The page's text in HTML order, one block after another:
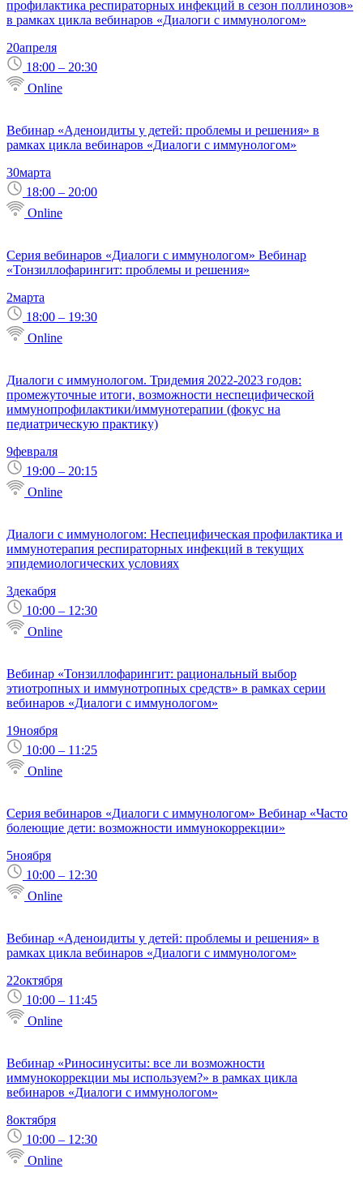
профилактика респираторных инфекций в сезон поллинозов»
в рамках цикла вебинаров «Диалоги с иммунологом»
20апреля
18:00 – 20:30
Online
Вебинар «Аденоидиты у детей: проблемы и решения» в
рамках цикла вебинаров «Диалоги с иммунологом»
30марта
18:00 – 20:00
Online
Серия вебинаров «Диалоги с иммунологом» Вебинар
«Тонзиллофарингит: проблемы и решения»
2марта
18:00 – 19:30
Online
Диалоги с иммунологом. Тридемия 2022-2023 годов:
промежуточные итоги, возможности неспецифической
иммунопрофилактики/иммунотерапии (фокус на
педиатрическую практику)
9февраля
19:00 – 20:15
Online
Диалоги с иммунологом: Неспецифическая профилактика и
иммунотерапия респираторных инфекций в текущих
эпидемиологических условиях
3декабря
10:00 – 12:30
Online
Вебинар «Тонзиллофарингит: рациональный выбор
этиотропных и иммунотропных средств» в рамках серии
вебинаров «Диалоги с иммунологом»
19ноября
10:00 – 11:25
Online
Серия вебинаров «Диалоги с иммунологом» Вебинар «Часто
болеющие дети: возможности иммунокоррекции»
5ноября
10:00 – 12:30
Online
Вебинар «Аденоидиты у детей: проблемы и решения» в
рамках цикла вебинаров «Диалоги с иммунологом»
22октября
10:00 – 11:45
Online
Вебинар «Риносинуситы: все ли возможности
иммунокоррекции мы используем?» в рамках цикла
вебинаров «Диалоги с иммунологом»
8октября
10:00 – 12:30
Online